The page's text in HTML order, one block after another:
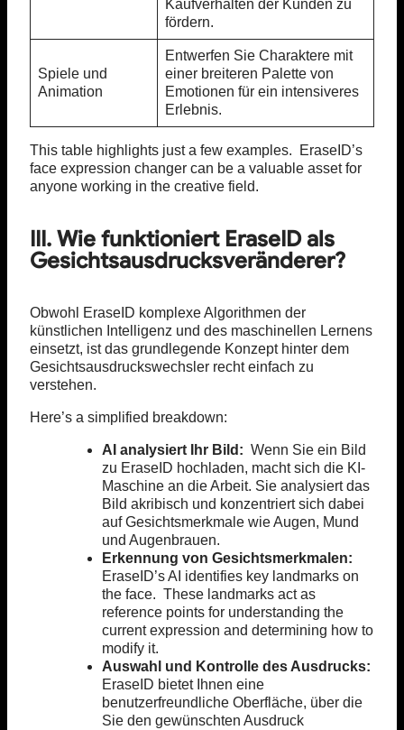
Kaufverhalten der Kunden zu
fördern.
Spiele und
Animation
Entwerfen Sie Charaktere mit
einer breiteren Palette von
Emotionen für ein intensiveres
Erlebnis.
This table highlights just a few examples. EraseID’s
face expression changer can be a valuable asset for
anyone working in the creative field.
III. Wie funktioniert EraseID als
Gesichtsausdrucksveränderer?
Obwohl EraseID komplexe Algorithmen der
künstlichen Intelligenz und des maschinellen Lernens
einsetzt, ist das grundlegende Konzept hinter dem
Gesichtsausdruckswechsler recht einfach zu
verstehen.
Here’s a simplified breakdown:
AI analysiert Ihr Bild: Wenn Sie ein Bild
zu EraseID hochladen, macht sich die KI-
Maschine an die Arbeit. Sie analysiert das
Bild akribisch und konzentriert sich dabei
auf Gesichtsmerkmale wie Augen, Mund
und Augenbrauen.
Erkennung von Gesichtsmerkmalen:
EraseID’s AI identifies key landmarks on
the face. These landmarks act as
reference points for understanding the
current expression and determining how to
modify it.
Auswahl und Kontrolle des Ausdrucks:
EraseID bietet Ihnen eine
benutzerfreundliche Oberfläche, über die
Sie den gewünschten Ausdruck